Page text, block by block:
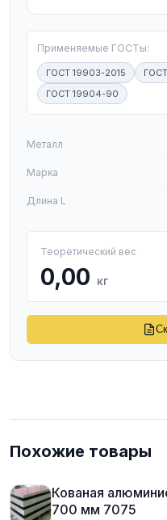
Применяемые ГОСТы:
ГОСТ 19903-2015
ГОСТ 19904-90
Металл
Марка
Длина L
Теоретический вес
0,00 кг
Похожие товары
Кованая
700 мм 7075